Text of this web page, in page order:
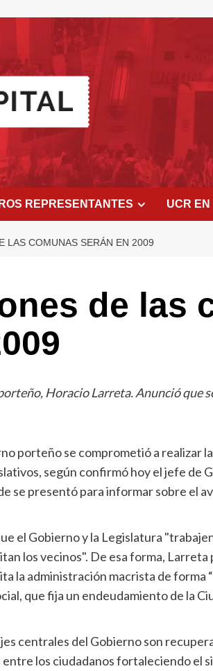
REPRESENTANTES UCR
LAS COMUNAS SERÁN EN 2009
de las
Horacio Larreta. Anunció que
porteño se comprometió a realizar
según confirmó hoy el jefe de
se presentó para informar sobre el
el Gobierno y la Legislatura
los vecinos". De esa forma, Larreta
la administración macrista de forma
que fija un endeudamiento de la
centrales del Gobierno son
los ciudadanos fortaleciendo el